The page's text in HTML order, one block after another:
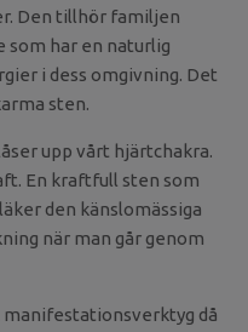
Den tillhör familjen
som har en naturlig
i dess omgivning. Det
sten.
upp vårt hjärtchakra.
En kraftfull sten som
den känslomässiga
när man går genom
då